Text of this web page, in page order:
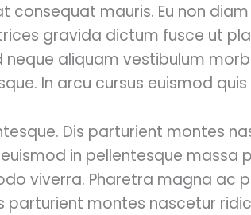
mauris. Eu non
gravida dictum fusce ut
aliquam vestibulum
In arcu cursus euismod quis
Dis parturient montes
in pellentesque
viverra. Pharetra magna ac
montes nascetur